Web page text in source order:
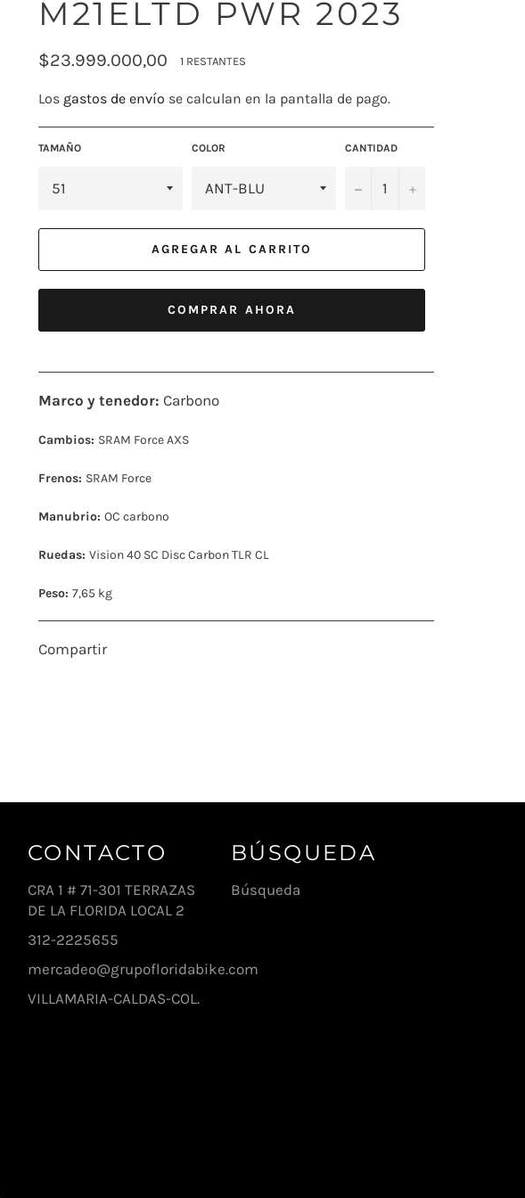
M21ELTD PWR 2023
Precio
habitual
$23.999.000,00 1 RESTANTES
Los gastos de envío se calculan en la pantalla de pago.
TAMAÑO COLOR CANTIDAD
− +
AGREGAR AL CARRITO
COMPRAR AHORA
Marco y tenedor: Carbono
Cambios: SRAM Force AXS
Frenos: SRAM Force
Manubrio: OC carbono
Ruedas: Vision 40 SC Disc Carbon TLR CL
Peso: 7,65 kg
Compartir
CONTACTO
CRA 1 # 71-301 TERRAZAS
DE LA FLORIDA LOCAL 2
312-2225655
mercadeo@grupofloridabike.com
VILLAMARIA-CALDAS-COL.
BÚSQUEDA
Búsqueda